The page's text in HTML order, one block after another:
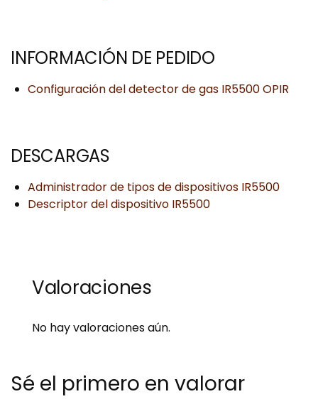
INFORMACIÓN DE PEDIDO
Configuración del detector de gas IR5500 OPIR
DESCARGAS
Administrador de tipos de dispositivos IR5500
Descriptor del dispositivo IR5500
Valoraciones
No hay valoraciones aún.
Sé el primero en valorar